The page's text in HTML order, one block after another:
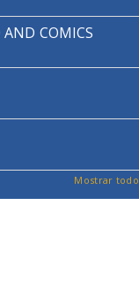
COMICS
Mostrar todo